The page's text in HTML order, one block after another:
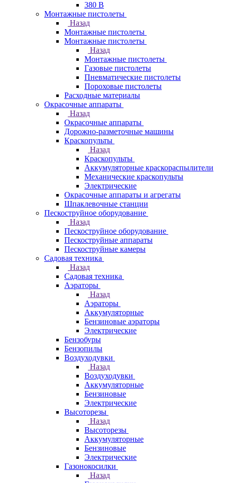
380 В
Монтажные пистолеты
Назад
Монтажные пистолеты
Монтажные пистолеты
Назад
Монтажные пистолеты
Газовые пистолеты
Пневматические пистолеты
Пороховые пистолеты
Расходные материалы
Окрасочные аппараты
Назад
Окрасочные аппараты
Дорожно-разметочные машины
Краскопульты
Назад
Краскопульты
Аккумуляторные краскораспылители
Механические краскопульты
Электрические
Окрасочные аппараты и агрегаты
Шпаклевочные станции
Пескоструйное оборудование
Назад
Пескоструйное оборудование
Пескоструйные аппараты
Пескоструйные камеры
Садовая техника
Назад
Садовая техника
Аэраторы
Назад
Аэраторы
Аккумуляторные
Бензиновые аэраторы
Электрические
Бензобуры
Бензопилы
Воздуходувки
Назад
Воздуходувки
Аккумуляторные
Бензиновые
Электрические
Высоторезы
Назад
Высоторезы
Аккумуляторные
Бензиновые
Электрические
Газонокосилки
Назад